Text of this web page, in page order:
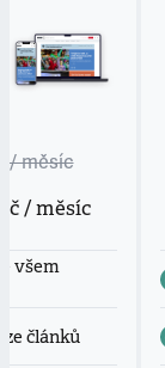
/ měsíc
/ měsíc
všem
článků